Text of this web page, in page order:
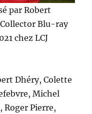
par Robert
Blu-ray
chez LCJ
Dhéry, Colette
Michel
Pierre,